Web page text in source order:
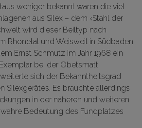
weniger bekannt waren die viel
aus Silex – dem ‹Stahl der
wird dieser Beiltyp nach
Rhonetal und Weisweil in Südbaden
Ernst Schmutz im Jahr 1968 ein
bei der Obetsmatt
sich der Bekanntheitsgrad
Silexgerätes. Es brauchte allerdings
in der näheren und weiteren
Bedeutung des Fundplatzes